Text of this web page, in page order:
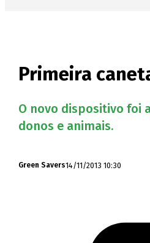
Primeira
O novo dispositivo foi
donos e animais.
Green Savers14/11/2013 10:30